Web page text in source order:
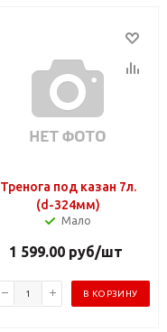
Тренога под казан 7л.
(d-324мм)
Мало
1 599.00 руб/шт
В КОРЗИНУ